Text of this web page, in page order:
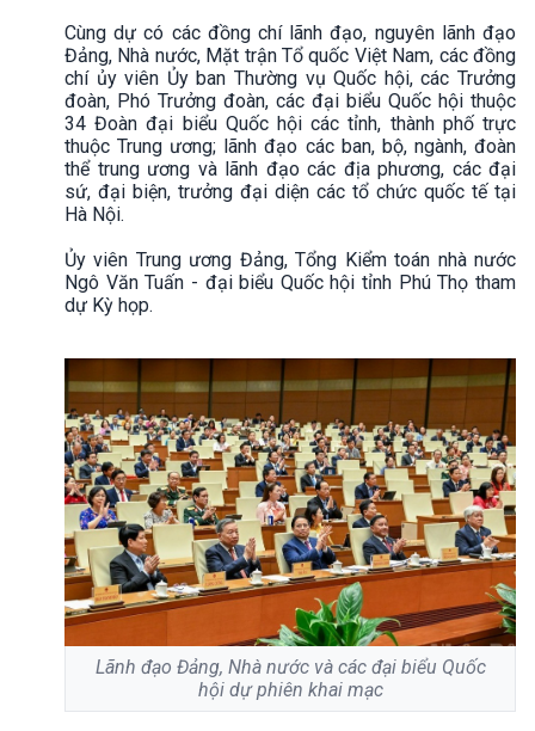
Cùng dự có các đồng chí lãnh đạo, nguyên lãnh đạo
Đảng, Nhà nước, Mặt trận Tổ quốc Việt Nam, các đồng
chí ủy viên Ủy ban Thường vụ Quốc hội, các Trưởng
đoàn, Phó Trưởng đoàn, các đại biểu Quốc hội thuộc
34 Đoàn đại biểu Quốc hội các tỉnh, thành phố trực
thuộc Trung ương; lãnh đạo các ban, bộ, ngành, đoàn
thể trung ương và lãnh đạo các địa phương, các đại
sứ, đại biện, trưởng đại diện các tổ chức quốc tế tại
Hà Nội.
Ủy viên Trung ương Đảng, Tổng Kiểm toán nhà nước
Ngô Văn Tuấn - đại biểu Quốc hội tỉnh Phú Thọ tham
dự Kỳ họp.
Lãnh đạo Đảng, Nhà nước và các đại biểu Quốc
hội dự phiên khai mạc